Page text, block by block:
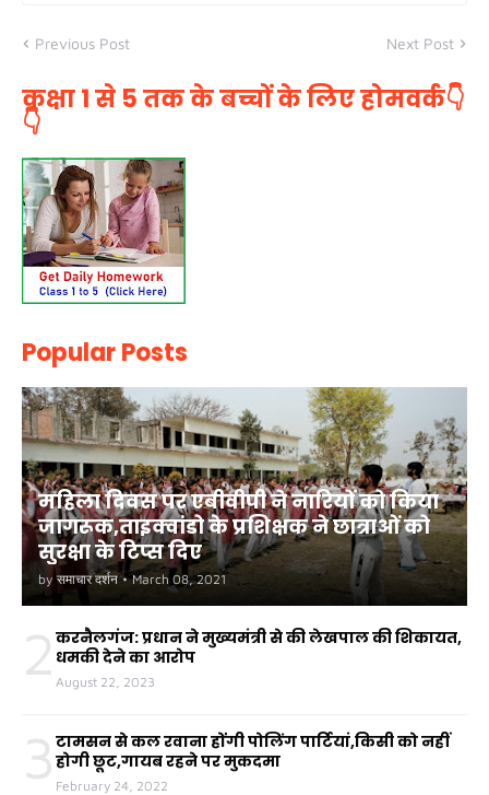
Previous Post Next Post
कक्षा 1 से 5 तक के बच्चों के लिए होमवर्क👇
👇
Popular Posts
महिला दिवस पर एबीवीपी ने नारियों को किया
जागरूक,ताइक्वांडो के प्रशिक्षक ने छात्राओं को
सुरक्षा के टिप्स दिए
by समाचार दर्शन • March 08, 2021
2 करनैलगंज: प्रधान ने मुख्यमंत्री से की लेखपाल की शिकायत,
धमकी देने का आरोप
August 22, 2023
3 टामसन से कल रवाना होंगी पोलिंग पार्टियां,किसी को नहीं
होगी छूट,गायब रहने पर मुकदमा
February 24, 2022